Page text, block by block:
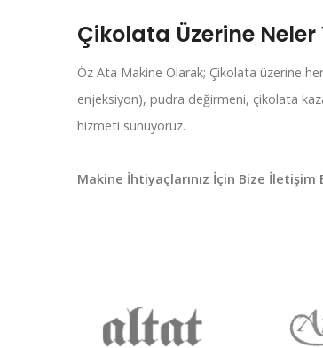
Çikolata Üzerine Neler
Öz Ata Makine Olarak; Çikolata üzerine
enjeksiyon), pudra değirmeni, çikolata
hizmeti sunuyoruz.
Makine İhtiyaçlarınız İçin Bize